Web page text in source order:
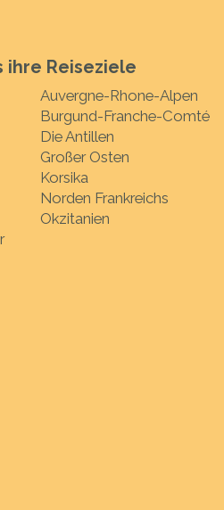
ihre Reiseziele
Auvergne-Rhone-Alpen
Burgund-Franche-Comté
Die Antillen
Großer Osten
Korsika
Norden Frankreichs
Okzitanien